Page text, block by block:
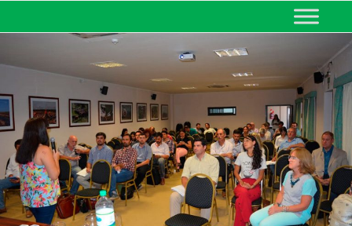
MINISTERIO DE EDUCACIÓN
DE CORRIENTES